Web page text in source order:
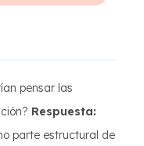
pensar las
Respuesta:
parte estructural de